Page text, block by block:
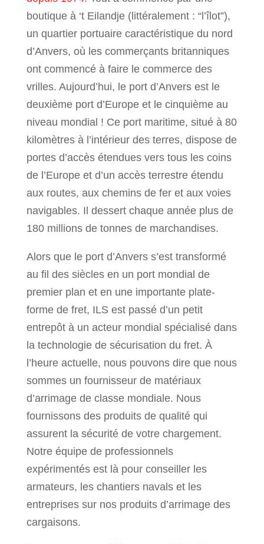
boutique à ‘t Eilandje (littéralement : “l’îlot”),
un quartier portuaire caractéristique du nord
d’Anvers, où les commerçants britanniques
ont commencé à faire le commerce des
vrilles. Aujourd’hui, le port d’Anvers est le
deuxième port d’Europe et le cinquième au
niveau mondial ! Ce port maritime, situé à 80
kilomètres à l’intérieur des terres, dispose de
portes d’accès étendues vers tous les coins
de l’Europe et d’un accès terrestre étendu
aux routes, aux chemins de fer et aux voies
navigables. Il dessert chaque année plus de
180 millions de tonnes de marchandises.
Alors que le port d’Anvers s’est transformé
au fil des siècles en un port mondial de
premier plan et en une importante plate-
forme de fret, ILS est passé d’un petit
entrepôt à un acteur mondial spécialisé dans
la technologie de sécurisation du fret. À
l’heure actuelle, nous pouvons dire que nous
sommes un fournisseur de matériaux
d’arrimage de classe mondiale. Nous
fournissons des produits de qualité qui
assurent la sécurité de votre chargement.
Notre équipe de professionnels
expérimentés est là pour conseiller les
armateurs, les chantiers navals et les
entreprises sur nos produits d’arrimage des
cargaisons.